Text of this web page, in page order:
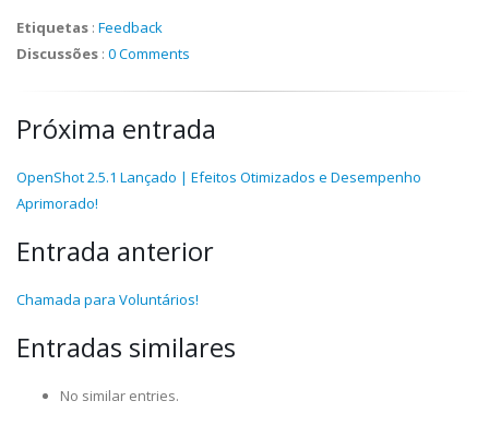
Etiquetas : Feedback
Discussões : 0 Comments
Próxima entrada
OpenShot 2.5.1 Lançado | Efeitos Otimizados e Desempenho
Aprimorado!
Entrada anterior
Chamada para Voluntários!
Entradas similares
No similar entries.